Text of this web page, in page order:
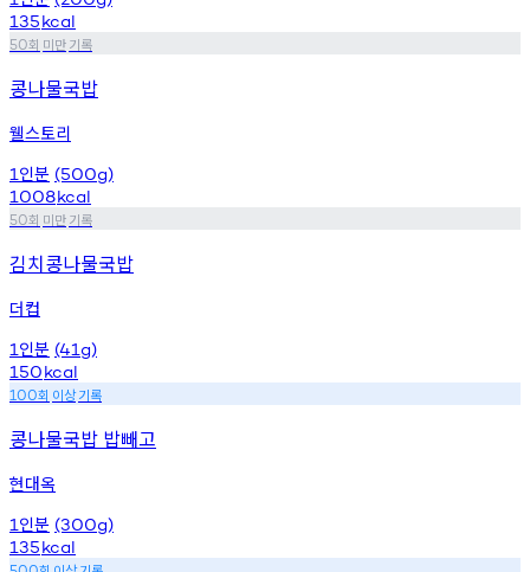
135kcal
50회 미만기록
콩나물국밥
웰스토리
1 인분 (500g)
1008kcal
50회 미만기록
김치콩나물국밥
더컵
1 인분 (41g)
150kcal
100회 이상기록
콩나물국밥 밥빼고
현대옥
1 인분 (300g)
135kcal